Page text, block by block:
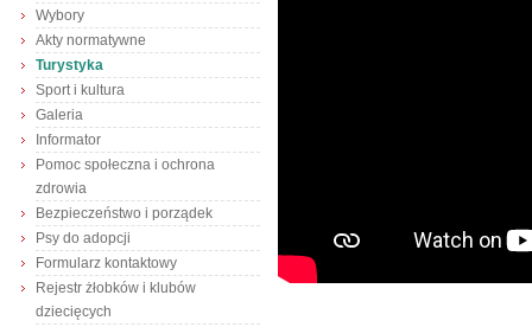
Wybory
Akty normatywne
Turystyka
Sport i kultura
Galeria
Informator
Pomoc społeczna i ochrona
zdrowia
Bezpieczeństwo i porządek
Psy do adopcji
Formularz kontaktowy
Rejestr żłobków i klubów
dziecięcych